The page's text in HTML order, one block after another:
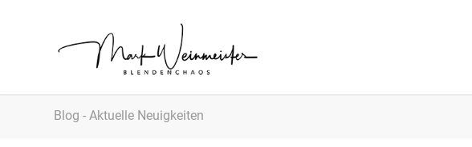
Blog - Aktuelle Neuigkeiten